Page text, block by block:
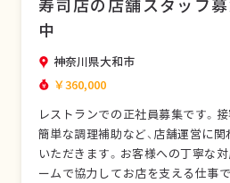
寿司店の店舗スタッフ
中
神奈川県大和市
￥360,000
レストランでの正社員募集です。接
簡単な調理補助など、店舗運営に
いただきます。お客様への丁寧な
ームで協力してお店を支える仕事